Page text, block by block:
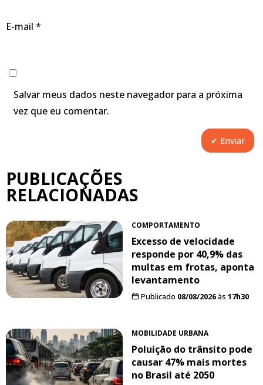
E-mail *
Salvar meus dados neste navegador para a próxima
vez que eu comentar.
PUBLICAÇÕES
RELACIONADAS
COMPORTAMENTO
Excesso de velocidade
responde por 40,9% das
multas em frotas, aponta
levantamento
Publicado 08/08/2026às 17h30
MOBILIDADE URBANA
Poluição do trânsito pode
causar 47% mais mortes
no Brasil até 2050